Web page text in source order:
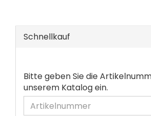
Schnellkauf
BITTE
GEBEN
SIE
DIE
Bitte geben Sie die
unserem Katalog ein.